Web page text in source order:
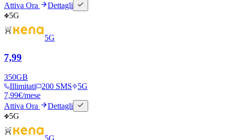
Attiva Ora
Dettagli
5G
5G
7,99
350GB
Illimitati
200 SMS
5G
7,99€/mese
Attiva Ora
Dettagli
5G
5G